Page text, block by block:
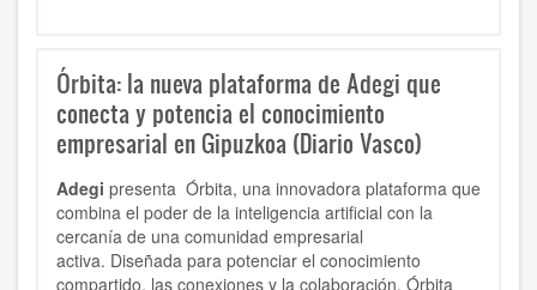
Órbita: la nueva plataforma de Adegi que
conecta y potencia el conocimiento
empresarial en Gipuzkoa (Diario Vasco)
Adegi presenta Órbita, una innovadora plataforma que
combina el poder de la inteligencia artificial con la
cercanía de una comunidad empresarial
activa. Diseñada para potenciar el conocimiento
compartido, las conexiones y la colaboración, Órbita